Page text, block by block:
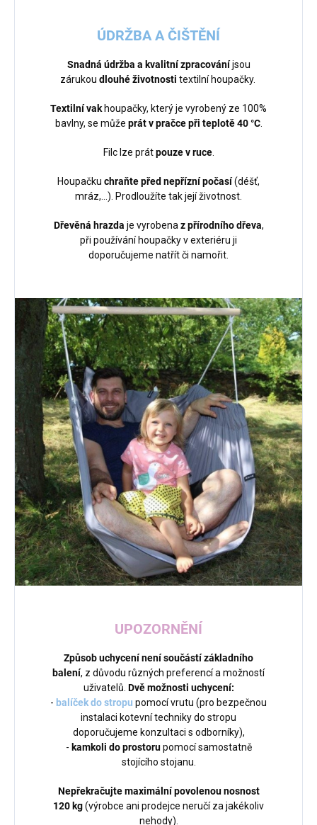
ÚDRŽBA A ČIŠTĚNÍ
Snadná údržba a kvalitní zpracováníjsou
zárukou dlouhé životnosti textilní houpačky.
Textilní vakhoupačky, který je vyrobený ze 100%
bavlny, se může prát v pračce při teplotě 40 °C.
Filc lze prátpouze v ruce.
Houpačku chraňte před nepřízní počasí(déšť,
mráz,...). Prodloužíte tak její životnost.
Dřevěná hrazda je vyrobenaz přírodního dřeva,
při používání houpačky v exteriéru ji
doporučujeme natřít či namořit.
UPOZORNĚNÍ
Způsob uchycení není součástí základního
balení, z důvodu různých preferencí a možností
uživatelů. Dvěmožnosti uchycení:
- balíčekdo stropu pomocí vrutu (pro bezpečnou
instalaci kotevní techniky do stropu
doporučujeme konzultaci s odborníky),
- kamkoli do prostorupomocí samostatně
stojícího stojanu.
Nepřekračujte maximální povolenou nosnost
120 kg(výrobce ani prodejce neručí za jakékoliv
nehody).